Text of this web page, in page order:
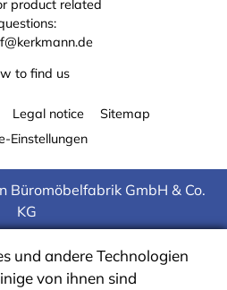
product related
to find us
Legal notice
Sitemap
Einstellungen
Büromöbelfabrik GmbH & Co.
KG
und andere Technologien
von ihnen sind